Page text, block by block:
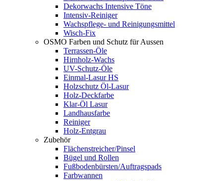
Dekorwachs Intensive Töne
Intensiv-Reiniger
Wachspflege- und Reinigungsmittel
Wisch-Fix
OSMO Farben und Schutz für Aussen
Terrassen-Öle
Hirnholz-Wachs
UV-Schutz-Öle
Einmal-Lasur HS
Holzschutz Öl-Lasur
Holz-Deckfarbe
Klar-Öl Lasur
Landhausfarbe
Reiniger
Holz-Entgrau
Zubehör
Flächenstreicher/Pinsel
Bügel und Rollen
Fußbodenbürsten/Auftragspads
Farbwannen